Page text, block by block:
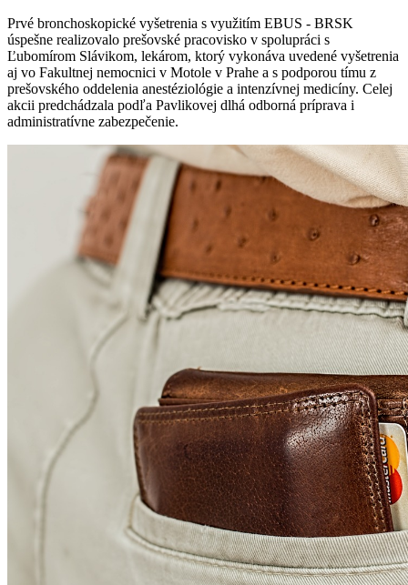
Prvé bronchoskopické vyšetrenia s využitím EBUS - BRSK
úspešne realizovalo prešovské pracovisko v spolupráci s
Ľubomírom Slávikom, lekárom, ktorý vykonáva uvedené vyšetrenia
aj vo Fakultnej nemocnici v Motole v Prahe a s podporou tímu z
prešovského oddelenia anestéziológie a intenzívnej medicíny. Celej
akcii predchádzala podľa Pavlikovej dlhá odborná príprava i
administratívne zabezpečenie.